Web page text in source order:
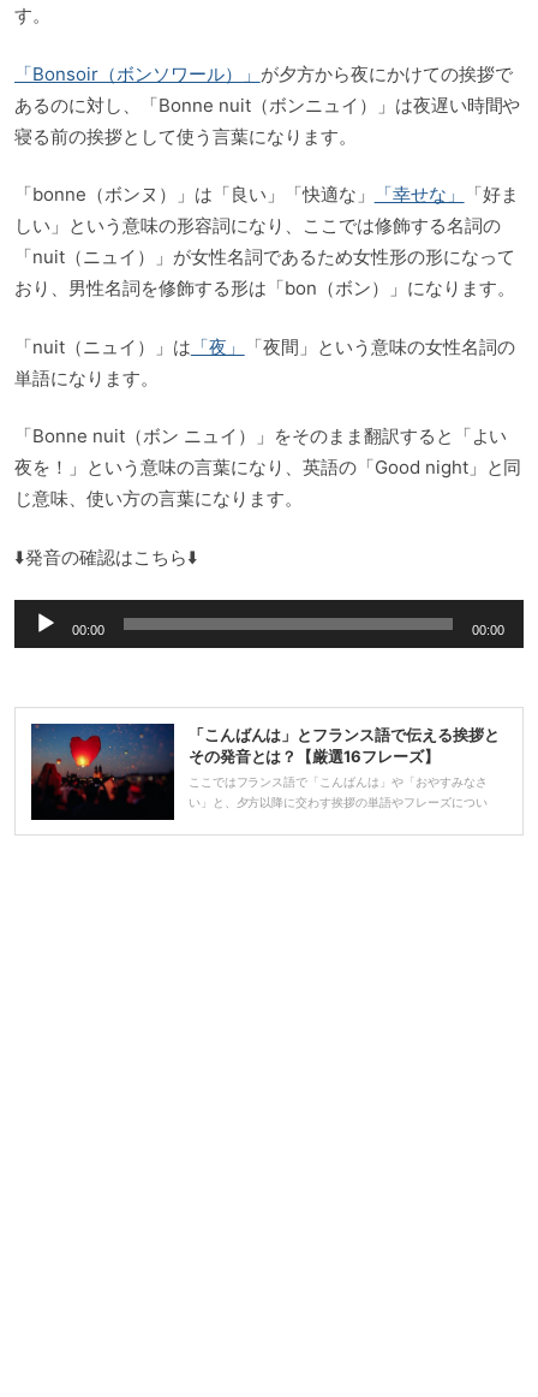
す。
「Bonsoir（ボンソワール）」 が夕方から夜にかけての挨拶で
あるのに対し、「Bonne nuit（ボンニュイ）」は夜遅い時間や
寝る前の挨拶として使う言葉になります。
「bonne（ボンヌ）」は「良い」「快適な」 「幸せな」
「好ま
しい」という意味の形容詞になり、ここでは修飾する名詞の
「nuit（ニュイ）」が女性名詞であるため女性形の形になって
おり、男性名詞を修飾する形は「bon（ボン）」になります。
「nuit（ニュイ）」は 「夜」
「夜間」という意味の女性名詞の
単語になります。
「Bonne nuit（ボン ニュイ）」をそのまま翻訳すると「よい
夜を！」という意味の言葉になり、英語の「Good night」と同
じ意味、使い方の言葉になります。
⬇️発音の確認はこちら⬇️
声
ー
ヤ
ー
00:00 00:00
「こんばんは」とフランス語で伝える挨拶と
その発音とは？【厳選16フレーズ】
ここではフランス語で「こんばんは」や「おやすみなさ
い」と、夕方以降に交わす挨拶の単語やフレーズについ